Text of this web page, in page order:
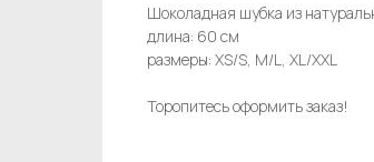
Шоколадная шубка из
длина: 60 см
размеры: XS/S, M/L, XL/XXL
Торопитесь оформить заказ!